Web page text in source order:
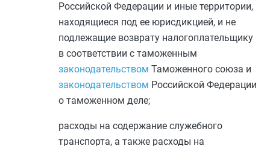
Российской Федерации и иные территории,
находящиеся под ее юрисдикцией, и не
подлежащие возврату налогоплательщику
в соответствии с таможенным
законодательством Таможенного союза и
законодательством Российской Федерации
о таможенном деле;
расходы на содержание служебного
транспорта, а также расходы на